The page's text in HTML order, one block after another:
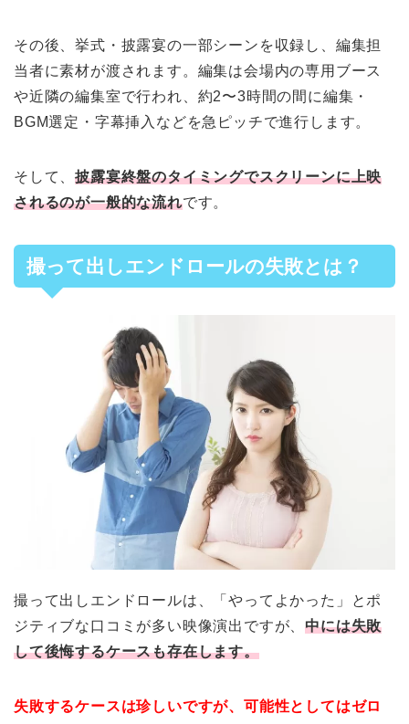
その後、挙式・披露宴の一部シーンを収録し、編集担
当者に素材が渡されます。編集は会場内の専用ブース
や近隣の編集室で行われ、約2〜3時間の間に編集・
BGM選定・字幕挿入などを急ピッチで進行します。
そして、披露宴終盤のタイミングでスクリーンに上映
されるのが一般的な流れです。
撮って出しエンドロールの失敗とは？
撮って出しエンドロールは、「やってよかった」とポ
ジティブな口コミが多い映像演出ですが、中には失敗
して後悔するケースも存在します。
失敗するケースは珍しいですが、可能性としてはゼロ